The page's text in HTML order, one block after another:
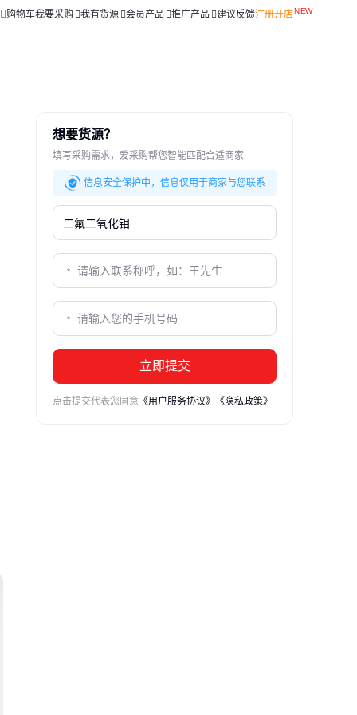
购物车我要采购 我有货源 会员产品 推广产品 建议反馈注册开店
想要货源？
填写采购需求，爱采购帮您智能匹配合适商家
信息安全保护中，信息仅用于商家与您联系
立即提交
点击提交代表您同意 《用户服务协议》 《隐私政策》